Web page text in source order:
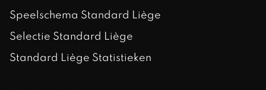
Speelschema Standard Liège
Selectie Standard Liège
Standard Liège Statistieken